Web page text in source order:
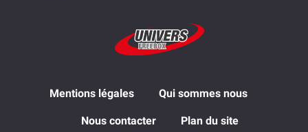
Mentions légales Qui sommes nous
Nous contacter Plan du site